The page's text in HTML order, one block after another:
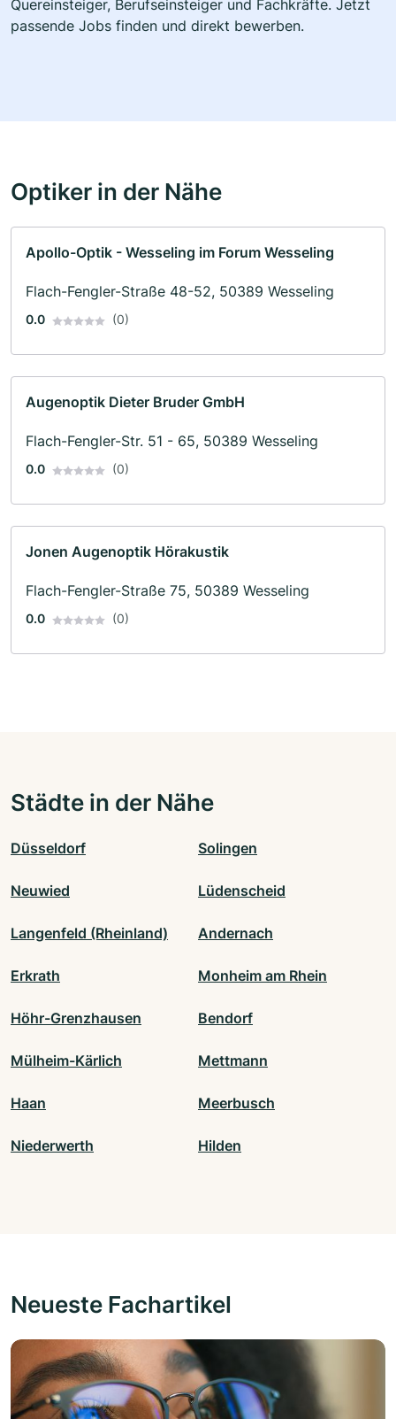
Quereinsteiger, Berufseinsteiger und Fachkräfte. Jetzt
passende Jobs finden und direkt bewerben.
Optiker in der Nähe
Apollo-Optik - Wesseling im Forum Wesseling
Flach-Fengler-Straße 48-52, 50389 Wesseling
0.0 (0)
Augenoptik Dieter Bruder GmbH
Flach-Fengler-Str. 51 - 65, 50389 Wesseling
0.0 (0)
Jonen Augenoptik Hörakustik
Flach-Fengler-Straße 75, 50389 Wesseling
0.0 (0)
Städte in der Nähe
Düsseldorf Solingen
Neuwied Lüdenscheid
Langenfeld (Rheinland) Andernach
Erkrath Monheim am Rhein
Höhr-Grenzhausen Bendorf
Mülheim-Kärlich Mettmann
Haan Meerbusch
Niederwerth Hilden
Neueste Fachartikel